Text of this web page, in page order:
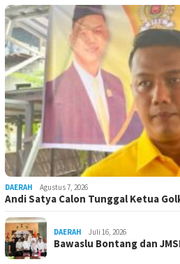
DAERAH Agustus 7, 2026
Andi Satya Calon Tunggal Ketua
DAERAH Juli 16, 2026
Bawaslu Bontang dan